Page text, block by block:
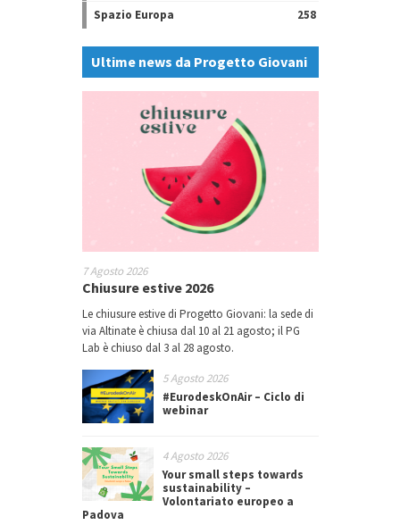
Spazio Europa
258
Ultime news da Progetto Giovani
7 Agosto 2026
Chiusure estive 2026
Le chiusure estive di Progetto Giovani: la sede di
via Altinate è chiusa dal 10 al 21 agosto; il PG
Lab è chiuso dal 3 al 28 agosto.
5 Agosto 2026
#EurodeskOnAir – Ciclo di
webinar
4 Agosto 2026
Your small steps towards
sustainability –
Volontariato europeo a
Padova